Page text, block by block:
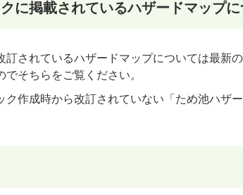
に掲載されているハザードマップ
訂されているハザードマップについては最新
でそちらをご覧ください。
ク作成時から改訂されていない「ため池ハザ